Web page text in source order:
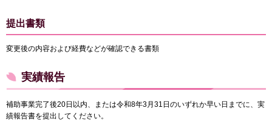
提出書類
変更後の内容および経費などが確認できる書類
実績報告
補助事業完了後20日以内、または令和8年3月31日のいずれか早い日までに、実
績報告書を提出してください。